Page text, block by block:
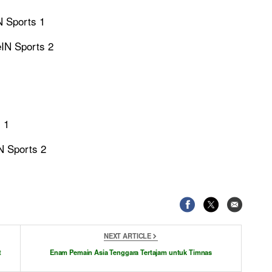
Sports 1
Sports 2
Sports 2
NEXT ARTICLE
Enam Pemain Asia Tenggara Tertajam untuk Timnas